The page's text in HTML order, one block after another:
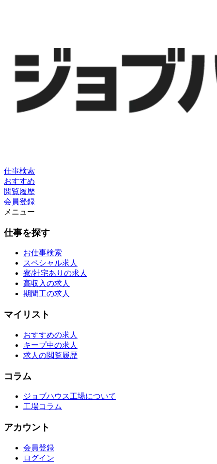
仕事検索
おすすめ
閲覧履歴
会員登録
メニュー
仕事を探す
お仕事検索
スペシャル求人
寮/社宅ありの求人
高収入の求人
期間工の求人
マイリスト
おすすめの求人
キープ中の求人
求人の閲覧履歴
コラム
ジョブハウス工場について
工場コラム
アカウント
会員登録
ログイン